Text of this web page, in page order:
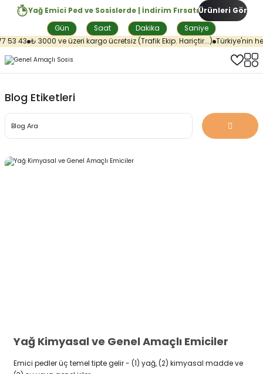
Yağ Emici Ped ve Sosislerde | İndirim Fırsatı
Gün
Saat Dakika Saniye
Ürünleri Gör
53 43 ₺ 3000 ve üzeri kargo ücretsiz (Trafik Ekip. Hariçtir...) Türkiye'nin
Blog Etiketleri
Yağ Kimyasal ve Genel Amaçlı Emiciler
Emici pedler üç temel tipte gelir - (1) yağ, (2) kimyasal madde ve